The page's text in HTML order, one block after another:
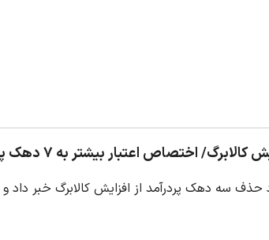
دهک پردرآمد از افزایش کالابرگ خبر داد و گفت به جای